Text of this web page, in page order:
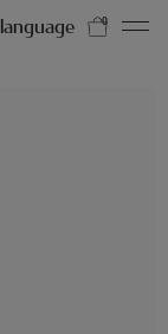
language 0